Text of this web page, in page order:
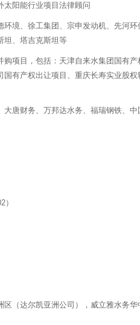
太阳能行业项目法律顾问
境、徐工集团、宗申发动机、先河
坦、塔吉克斯坦等
项目，包括：天津自来水集团国有
有产权出让项目、重庆长寿实业股
唐财务、万邦达水务、福瑞钢铁、
（达尔凯亚洲公司），威立雅水务